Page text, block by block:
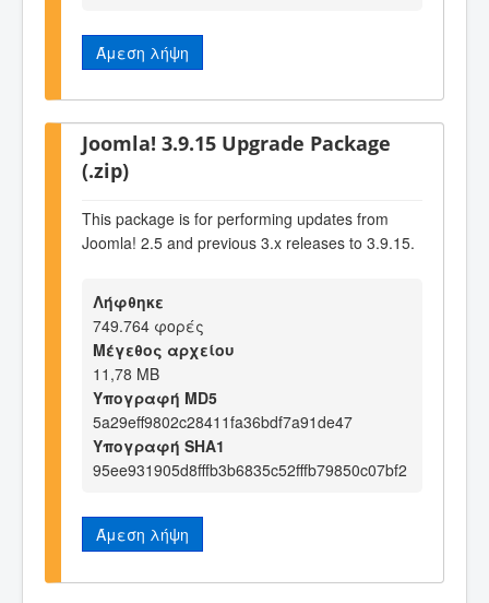
Άμεση λήψη
Joomla! 3.9.15 Upgrade Package
(.zip)
This package is for performing updates from
Joomla! 2.5 and previous 3.x releases to 3.9.15.
Λήφθηκε
749.764 φορές
Μέγεθος αρχείου
11,78 MB
Υπογραφή MD5
5a29eff9802c28411fa36bdf7a91de47
Υπογραφή SHA1
95ee931905d8fffb3b6835c52fffb79850c07bf2
Άμεση λήψη